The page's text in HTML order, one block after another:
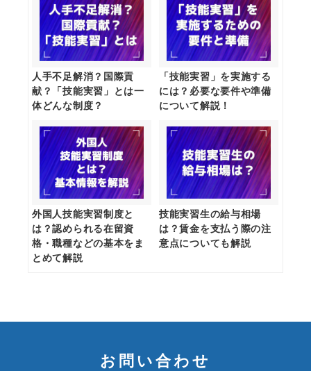
人手不足解消？国際貢
献？「技能実習」とは一
体どんな制度？
「技能実習」を実施する
には？必要な要件や準備
について解説！
外国人技能実習制度と
は？認められる在留資
格・職種などの基本をま
とめて解説
技能実習生の給与相場
は？賃金を支払う際の注
意点についても解説
お問い合わせ